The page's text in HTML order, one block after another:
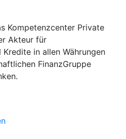
Kompetenzcenter Private
Akteur für
in allen Währungen
FinanzGruppe